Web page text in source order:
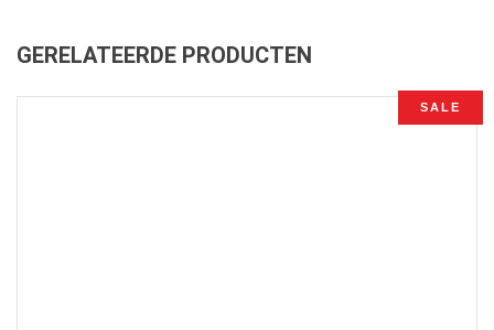
GERELATEERDE PRODUCTEN
SALE